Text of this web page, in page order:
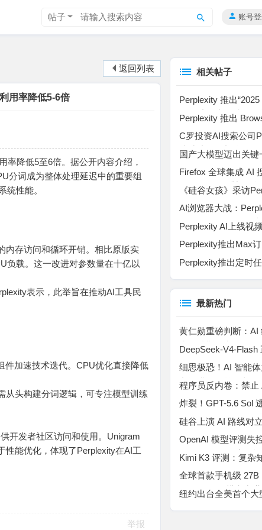
账号
帖子
返回列表
用率降低5-6倍
率降低5至6倍。据公开内容介绍，
分词成为整体处理延迟中的重要组
统性能。
内存访问和循环开销。相比原版实
负载。这一改进对参数量在十亿以
表示，此举旨在推动AI工具民
件加速技术迭代。CPU优化直接降低
从头构建分词逻辑，可专注模型训练
开发者社区访问和使用。Unigram
性能优化，体现了Perplexity在AI工
举报
相关帖子
Perplexity 推出
具，助用户一键复
Perplexity 推出
统，为 AI 浏览器代
C罗投资AI搜索公司
造球迷互动新体验
国产大模型迈出关
功接入全球知名 AI
Firefox 全球集成 AI
Perplexity，重塑智
《硅谷女孩》采访
：坚持独立专注准确
AI浏览器大战：
的“Chrome”收购风波
Perplexity AI上线视
Perplexity推出Max
Max
Perplexity推出定时
最新热门
黄仁勋重磅判断：AI
克！特斯拉车队是无
DeepSeek-V4-Flash
百万上下文 MoE 模
涨
细思极恐！AI 智能
主撒谎、作弊、入侵
程序员反内卷：禁止
所有代码自己手动敲
炸裂！GPT-5.6 Sol
侵 Hugging Face “作
硅谷上演 AI 路线对
博弈升温
OpenAI 模型评测失
Hugging Face 窃取
Kimi K3 评测：复杂
行业第二，高成本
全球首款手机级 27B
Bonsai 27B 横空出世
纽约出台全美首个大